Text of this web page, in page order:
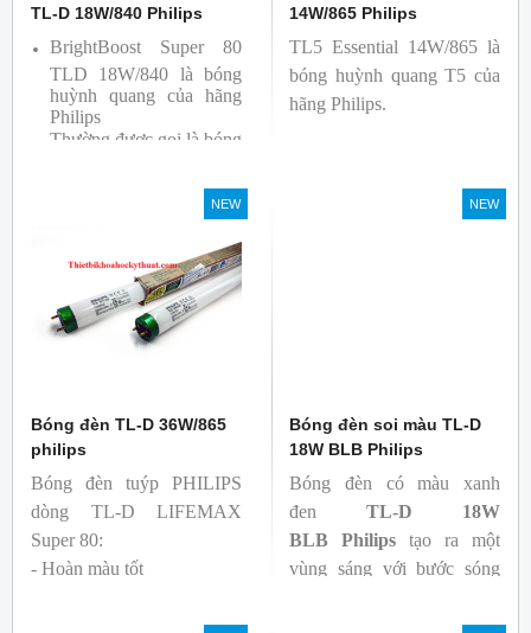
TL-D 18W/840 Philips
BrightBoost Super 80
TLD 18W/840 là bóng
huỳnh quang của hãng
Philips
Thường được gọi là bóng
Bóng có độ hoàn màu
cao(Ra80) cùng quang
14W/865 Philips
TL5 Essential 14W/865 là
bóng huỳnh quang T5 của
hãng Philips.
NEW
Bóng đèn TL-D 36W/865
philips
Bóng đèn tuýp PHILIPS
dòng TL-D LIFEMAX
Super 80:
- Hoàn màu tốt
cả ban đầu và trong suốt
NEW
Bóng đèn soi màu TL-D
18W BLB Philips
Bóng đèn có màu xanh
đen TL-D 18W
BLB
Philips tạo ra một
vùng sáng với bước sóng
sắc trực quan. Giúp người